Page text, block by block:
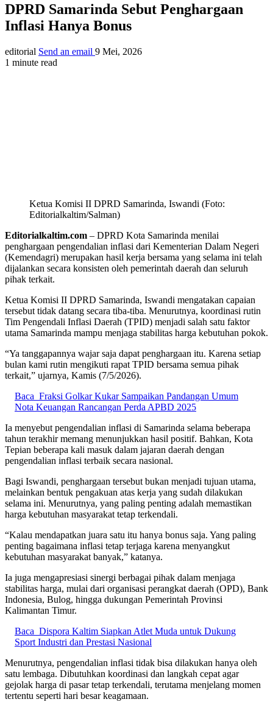
DPRD Samarinda Sebut Penghargaan
Inflasi Hanya Bonus
editorial Send an email 9 Mei, 2026
1 minute read
Ketua Komisi II DPRD Samarinda, Iswandi (Foto:
Editorialkaltim/Salman)
Editorialkaltim.com – DPRD Kota Samarinda menilai
penghargaan pengendalian inflasi dari Kementerian Dalam Negeri
(Kemendagri) merupakan hasil kerja bersama yang selama ini telah
dijalankan secara konsisten oleh pemerintah daerah dan seluruh
pihak terkait.
Ketua Komisi II DPRD Samarinda, Iswandi mengatakan capaian
tersebut tidak datang secara tiba-tiba. Menurutnya, koordinasi rutin
Tim Pengendali Inflasi Daerah (TPID) menjadi salah satu faktor
utama Samarinda mampu menjaga stabilitas harga kebutuhan pokok.
“Ya tanggapannya wajar saja dapat penghargaan itu. Karena setiap
bulan kami rutin mengikuti rapat TPID bersama semua pihak
terkait,” ujarnya, Kamis (7/5/2026).
Baca Fraksi Golkar Kukar Sampaikan Pandangan Umum
Nota Keuangan Rancangan Perda APBD 2025
Ia menyebut pengendalian inflasi di Samarinda selama beberapa
tahun terakhir memang menunjukkan hasil positif. Bahkan, Kota
Tepian beberapa kali masuk dalam jajaran daerah dengan
pengendalian inflasi terbaik secara nasional.
Bagi Iswandi, penghargaan tersebut bukan menjadi tujuan utama,
melainkan bentuk pengakuan atas kerja yang sudah dilakukan
selama ini. Menurutnya, yang paling penting adalah memastikan
harga kebutuhan masyarakat tetap terkendali.
“Kalau mendapatkan juara satu itu hanya bonus saja. Yang paling
penting bagaimana inflasi tetap terjaga karena menyangkut
kebutuhan masyarakat banyak,” katanya.
Ia juga mengapresiasi sinergi berbagai pihak dalam menjaga
stabilitas harga, mulai dari organisasi perangkat daerah (OPD), Bank
Indonesia, Bulog, hingga dukungan Pemerintah Provinsi
Kalimantan Timur.
Baca Dispora Kaltim Siapkan Atlet Muda untuk Dukung
Sport Industri dan Prestasi Nasional
Menurutnya, pengendalian inflasi tidak bisa dilakukan hanya oleh
satu lembaga. Dibutuhkan koordinasi dan langkah cepat agar
gejolak harga di pasar tetap terkendali, terutama menjelang momen
tertentu seperti hari besar keagamaan.